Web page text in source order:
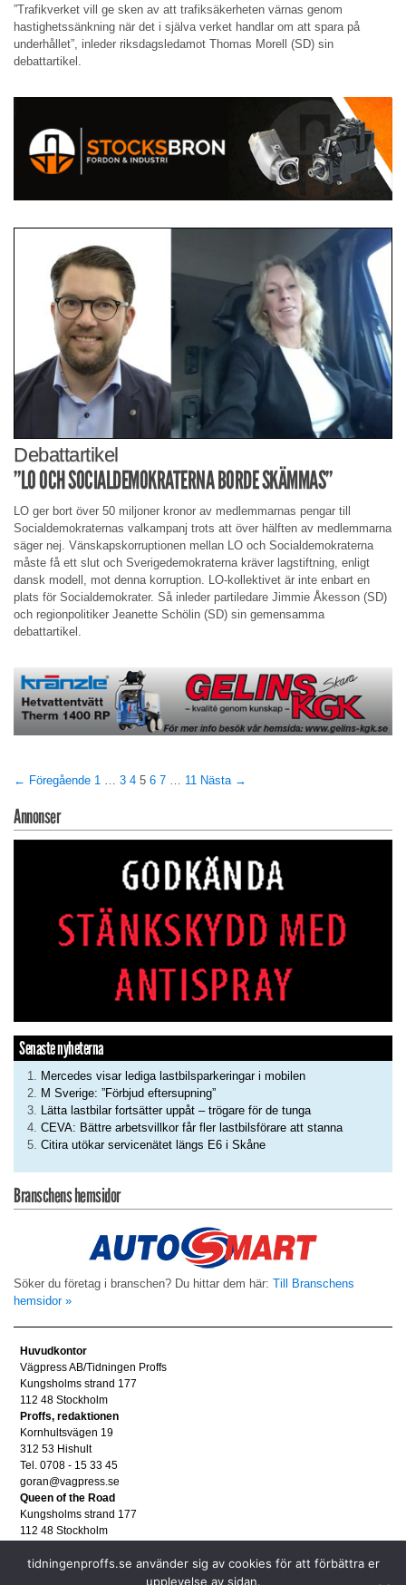
”Trafikverket vill ge sken av att trafiksäkerheten värnas genom
hastighetssänkning när det i själva verket handlar om att spara på
underhållet”, inleder riksdagsledamot Thomas Morell (SD) sin
debattartikel.
Debattartikel
”LO OCH SOCIALDEMOKRATERNA BORDE SKÄMMAS”
LO ger bort över 50 miljoner kronor av medlemmarnas pengar till
Socialdemokraternas valkampanj trots att över hälften av medlemmarna
säger nej. Vänskapskorruptionen mellan LO och Socialdemokraterna
måste få ett slut och Sverigedemokraterna kräver lagstiftning, enligt
dansk modell, mot denna korruption. LO-kollektivet är inte enbart en
plats för Socialdemokrater. Så inleder partiledare Jimmie Åkesson (SD)
och regionpolitiker Jeanette Schölin (SD) sin gemensamma
debattartikel.
← Föregående 1 … 3 4 5 6 7 … 11 Nästa →
Annonser
Senaste nyheterna
Mercedes visar lediga lastbilsparkeringar i mobilen
M Sverige: ”Förbjud eftersupning”
Lätta lastbilar fortsätter uppåt – trögare för de tunga
CEVA: Bättre arbetsvillkor får fler lastbilsförare att stanna
Citira utökar servicenätet längs E6 i Skåne
Branschens hemsidor
Söker du företag i branschen? Du hittar dem här: Till Branschens
hemsidor »
Huvudkontor
Vägpress AB/Tidningen Proffs
Kungsholms strand 177
112 48 Stockholm
Proffs, redaktionen
Kornhultsvägen 19
312 53 Hishult
Tel. 0708 - 15 33 45
goran@vagpress.se
Queen of the Road
Kungsholms strand 177
112 48 Stockholm
Tel. 08 - 653 83 80
tidningenproffs.se använder sig av cookies för att förbättra er
upplevelse av sidan.